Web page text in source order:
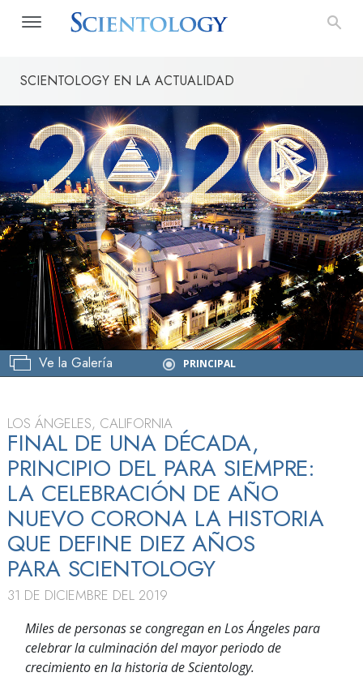
SCIENTOLOGY EN LA ACTUALIDAD
PRINCIPAL
Celebración
de Año Nuevo
Ve la Galería
LOS ÁNGELES, CALIFORNIA
FINAL DE UNA DÉCADA,
PRINCIPIO DEL PARA SIEMPRE:
LA CELEBRACIÓN DE AÑO
NUEVO CORONA LA HISTORIA
QUE DEFINE DIEZ AÑOS
PARA SCIENTOLOGY
31 DE DICIEMBRE DEL 2019
Miles de personas se congregan en Los Ángeles para
celebrar la culminación del mayor periodo de
crecimiento en la historia de Scientology.